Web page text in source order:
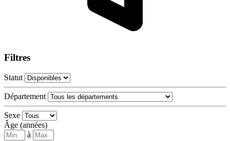
Filtres
Statut
Département
Sexe
Âge (années)
à